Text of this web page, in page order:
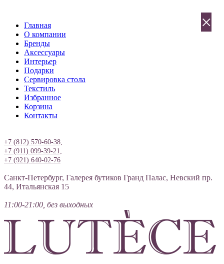
Главная
О компании
Бренды
Аксессуары
Интерьер
Подарки
Сервировка стола
Текстиль
Избранное
Корзина
Контакты
+7 (812) 570-60-38,
+7 (911) 099-39-21,
+7 (921) 640-02-76
Санкт-Петербург, Галерея бутиков Гранд Палас, Невский пр.
44, Итальянская 15
11:00-21:00, без выходных
×